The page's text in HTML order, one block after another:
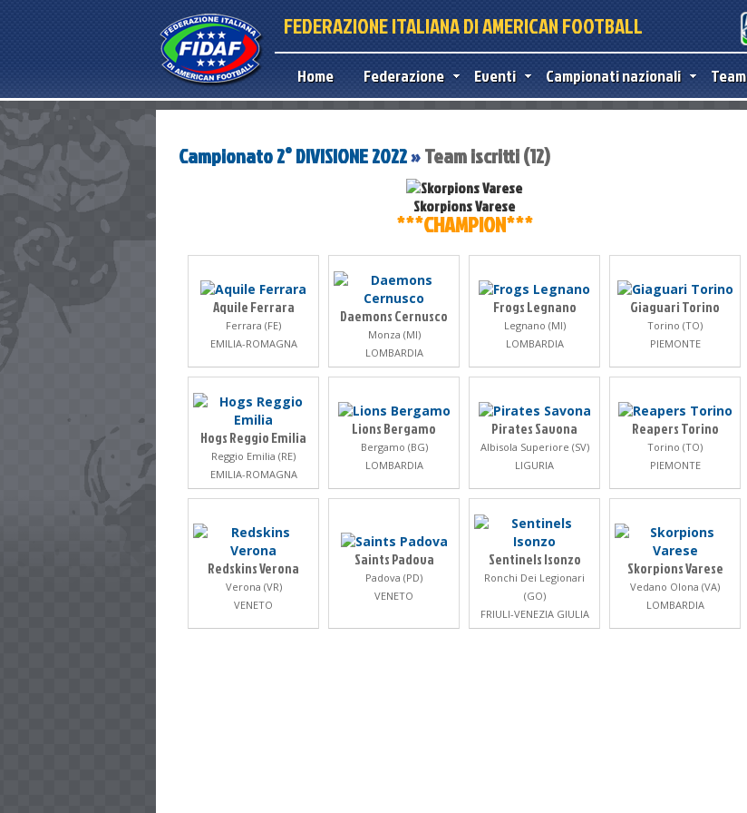
FEDERAZIONE ITALIANA DI AMERICAN FOOTBALL
Home Federazione Eventi Campionati nazionali Team
Campionato 2° DIVISIONE 2022»Team iscritti (12)
Skorpions Varese
***CHAMPION***
Aquile Ferrara
Ferrara (FE)
EMILIA-ROMAGNA
Daemons Cernusco
Monza (MI)
LOMBARDIA
Frogs Legnano
Legnano (MI)
LOMBARDIA
Giaguari Torino
Torino (TO)
PIEMONTE
Hogs Reggio Emilia
Reggio Emilia (RE)
EMILIA-ROMAGNA
Lions Bergamo
Bergamo (BG)
LOMBARDIA
Pirates Savona
Albisola Superiore (SV)
LIGURIA
Reapers Torino
Torino (TO)
PIEMONTE
Redskins Verona
Verona (VR)
VENETO
Saints Padova
Padova (PD)
VENETO
Sentinels Isonzo
Ronchi Dei Legionari
(GO)
FRIULI-VENEZIA GIULIA
Skorpions Varese
Vedano Olona (VA)
LOMBARDIA